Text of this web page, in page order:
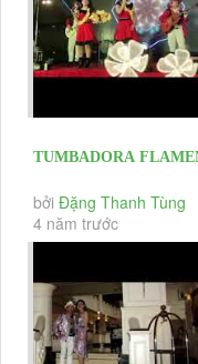
TUMBADORA
RESORT YEAR END
bởi Đặng Thanh Tùng
4 năm trước